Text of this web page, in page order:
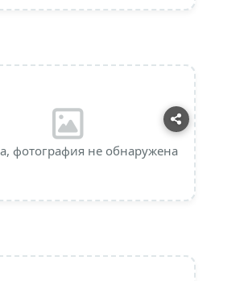
фотография не обнаружена